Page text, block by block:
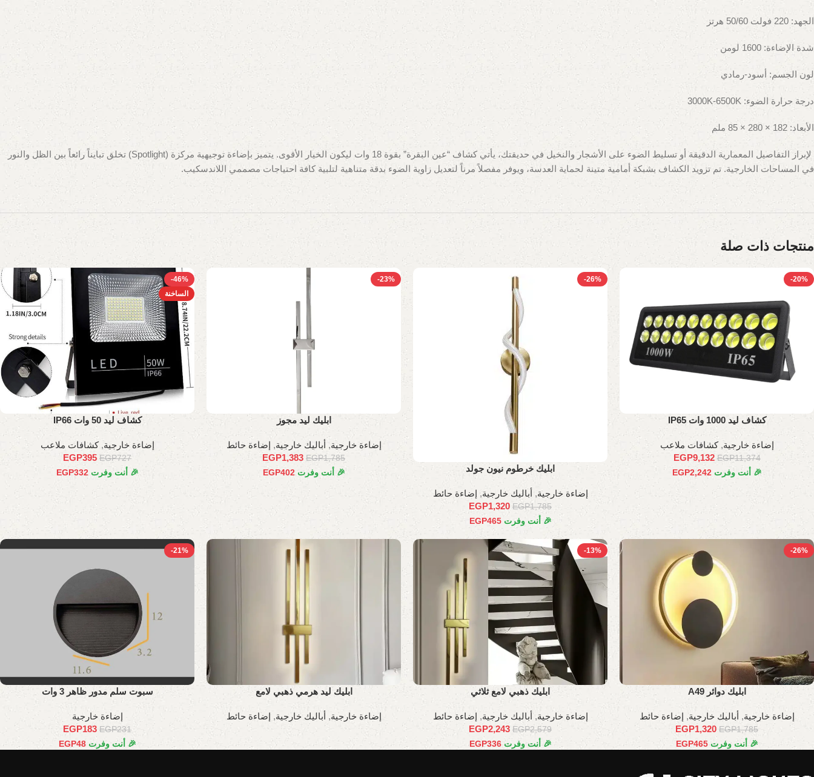
الجهد: 220 فولت 50/60 هرتز
شدة الإضاءة: 1600 لومن
لون الجسم: أسود-رمادي
درجة حرارة الضوء: 3000K-6500K
الأبعاد: 182 × 280 × 85 ملم
لإبراز التفاصيل المعمارية الدقيقة أو تسليط الضوء على الأشجار والنخيل في حديقتك، يأتي كشاف “عين البقرة” بقوة 18 وات ليكون الخيار الأقوى. يتميز بإضاءة توجيهية مركزة (Spotlight) تخلق تبايناً رائعاً بين الظل والنور
في المساحات الخارجية. تم تزويد الكشاف بشبكة أمامية متينة لحماية العدسة، ويوفر مفصلاً مرناً لتعديل زاوية الضوء بدقة متناهية لتلبية كافة احتياجات مصممي اللاندسكيب.
منتجات ذات صلة
-20%
كشاف ليد 1000 وات IP65
إضاءة خارجية,كشافات ملاعب
EGP11,374
EGP9,132
🎉 أنت وفرت EGP2,242
-26%
ابليك خرطوم نيون جولد
إضاءة خارجية, أباليك خارجية, إضاءة حائط
EGP1,785
EGP1,320
🎉 أنت وفرت EGP465
-23%
ابليك ليد مجوز
إضاءة خارجية, أباليك خارجية, إضاءة حائط
EGP1,785
EGP1,383
🎉 أنت وفرت EGP402
-46%
الساخنة
كشاف ليد 50 وات IP66
إضاءة خارجية,كشافات ملاعب
EGP727
EGP395
🎉 أنت وفرت EGP332
-26%
ابليك دوائر A49
إضاءة خارجية, أباليك خارجية, إضاءة حائط
EGP1,785
EGP1,320
🎉 أنت وفرت EGP465
-13%
ابليك ذهبي لامع ثلاثي
إضاءة خارجية, أباليك خارجية, إضاءة حائط
EGP2,579
EGP2,243
🎉 أنت وفرت EGP336
ابليك ليد هرمي ذهبي لامع
إضاءة خارجية, أباليك خارجية, إضاءة حائط
-21%
سبوت سلم مدور ظاهر 3 وات
إضاءة خارجية
EGP231
EGP183
🎉 أنت وفرت EGP48